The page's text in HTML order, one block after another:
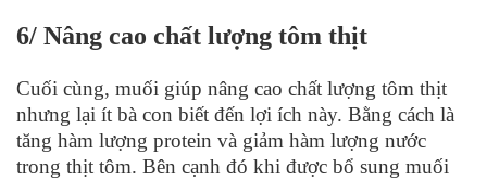
6/ Nâng cao chất lượng tôm thịt
Cuối cùng, muối giúp nâng cao chất lượng tôm thịt
nhưng lại ít bà con biết đến lợi ích này. Bằng cách là
tăng hàm lượng protein và giảm hàm lượng nước
trong thịt tôm. Bên cạnh đó khi được bổ sung muối